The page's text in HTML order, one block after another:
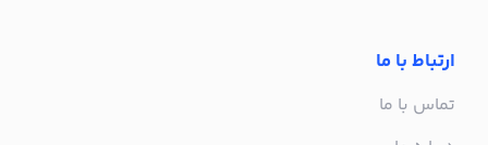
ارتباط با ما
تماس با ما